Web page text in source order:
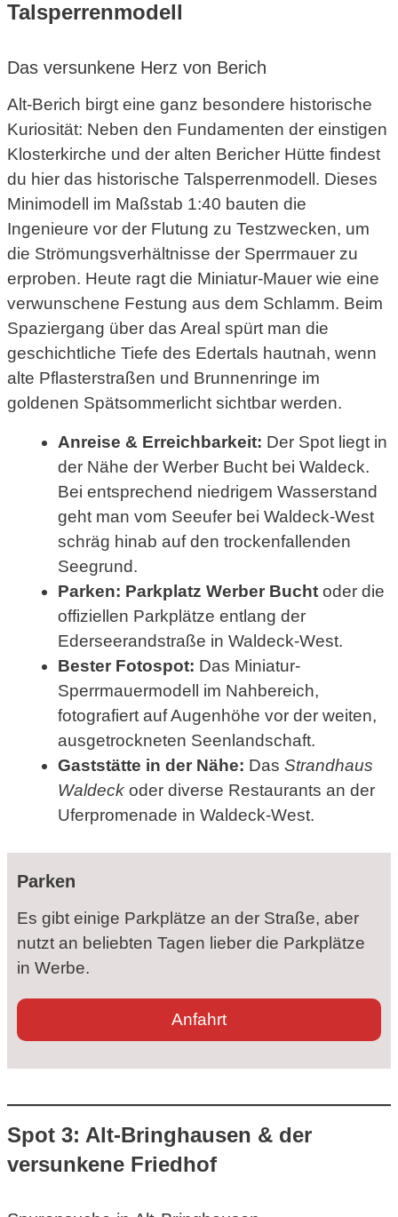
Talsperrenmodell
Das versunkene Herz von Berich
Alt-Berich birgt eine ganz besondere historische
Kuriosität: Neben den Fundamenten der einstigen
Klosterkirche und der alten Bericher Hütte findest
du hier das historische Talsperrenmodell. Dieses
Minimodell im Maßstab 1:40 bauten die
Ingenieure vor der Flutung zu Testzwecken, um
die Strömungsverhältnisse der Sperrmauer zu
erproben. Heute ragt die Miniatur-Mauer wie eine
verwunschene Festung aus dem Schlamm. Beim
Spaziergang über das Areal spürt man die
geschichtliche Tiefe des Edertals hautnah, wenn
alte Pflasterstraßen und Brunnenringe im
goldenen Spätsommerlicht sichtbar werden.
Anreise & Erreichbarkeit: Der Spot liegt in
der Nähe der Werber Bucht bei Waldeck.
Bei entsprechend niedrigem Wasserstand
geht man vom Seeufer bei Waldeck-West
schräg hinab auf den trockenfallenden
Seegrund.
Parken: Parkplatz Werber Bucht oder die
offiziellen Parkplätze entlang der
Ederseerandstraße in Waldeck-West.
Bester Fotospot: Das Miniatur-
Sperrmauermodell im Nahbereich,
fotografiert auf Augenhöhe vor der weiten,
ausgetrockneten Seenlandschaft.
Gaststätte in der Nähe: Das Strandhaus
Waldeck oder diverse Restaurants an der
Uferpromenade in Waldeck-West.
Parken
Es gibt einige Parkplätze an der Straße, aber
nutzt an beliebten Tagen lieber die Parkplätze
in Werbe.
Anfahrt
Spot 3: Alt-Bringhausen & der
versunkene Friedhof